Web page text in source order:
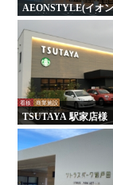
AEONSTYLE(イオ
尾道様 看板・壁面
看板 商業施設
TSUTAYA 駅家店
イン